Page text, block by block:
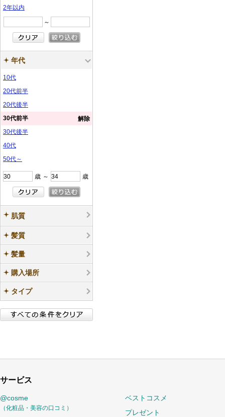
2年以内
～
年代
10代
20代前半
20代後半
30代前半
解除
30代後半
40代
50代～
歳 ～ 歳
肌質
髪質
髪量
購入場所
タイプ
サービス
@cosme
（化粧品・美容の口コミ）
ベストコスメ
プレゼント